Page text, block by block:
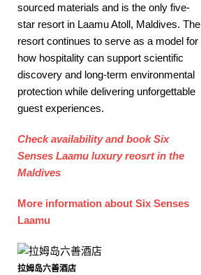
sourced materials and is the only five-
star resort in Laamu Atoll, Maldives. The
resort continues to serve as a model for
how hospitality can support scientific
discovery and long-term environmental
protection while delivering unforgettable
guest experiences.
Check availability and book Six
Senses Laamu luxury reosrt in the
Maldives
More information about Six Senses
Laamu
拉姆岛六善酒店